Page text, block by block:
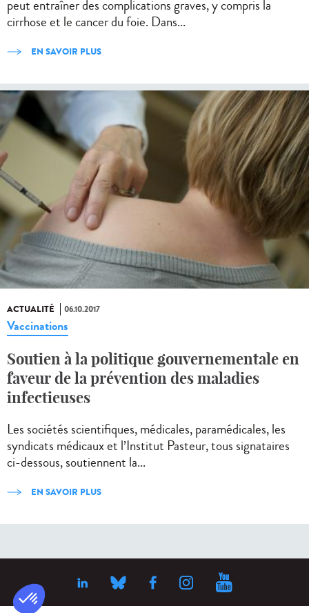
peut entraîner des complications graves, y compris la
cirrhose et le cancer du foie. Dans...
EN SAVOIR PLUS
ACTUALITÉ 06.10.2017
Vaccinations
Soutien à la politique gouvernementale en
faveur de la prévention des maladies
infectieuses
Les sociétés scientifiques, médicales, paramédicales, les
syndicats médicaux et l’Institut Pasteur, tous signataires
ci-dessous, soutiennent la...
EN SAVOIR PLUS